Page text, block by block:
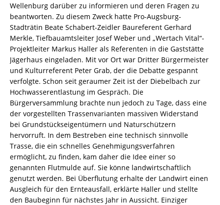
Wellenburg darüber zu informieren und deren Fragen zu
beantworten. Zu diesem Zweck hatte Pro-Augsburg-
Stadträtin Beate Schabert-Zeidler Baureferent Gerhard
Merkle, Tiefbauamtsleiter Josef Weber und „Wertach Vital“-
Projektleiter Markus Haller als Referenten in die Gaststätte
Jägerhaus eingeladen. Mit vor Ort war Dritter Bürgermeister
und Kulturreferent Peter Grab, der die Debatte gespannt
verfolgte. Schon seit geraumer Zeit ist der Diebelbach zur
Hochwasserentlastung im Gespräch. Die
Bürgerversammlung brachte nun jedoch zu Tage, dass eine
der vorgestellten Trassenvarianten massiven Widerstand
bei Grundstückseigentümern und Naturschützern
hervorruft. In dem Bestreben eine technisch sinnvolle
Trasse, die ein schnelles Genehmigungsverfahren
ermöglicht, zu finden, kam daher die Idee einer so
genannten Flutmulde auf. Sie könne landwirtschaftlich
genutzt werden. Bei Überflutung erhalte der Landwirt einen
Ausgleich für den Ernteausfall, erklärte Haller und stellte
den Baubeginn für nächstes Jahr in Aussicht. Einziger